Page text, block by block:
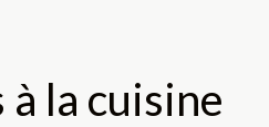
à la cuisine